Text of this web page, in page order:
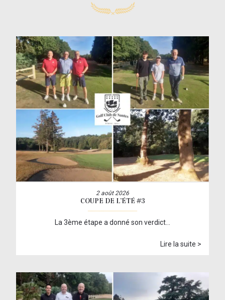
2 août 2026
COUPE DE L’ÉTÉ #3
La 3ème étape a donné son verdict…
Lire la suite >